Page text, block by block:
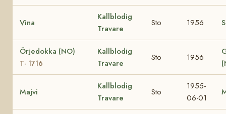
Vina
Kallblodig
Travare
Sto 1956
Örjedokka (NO)
T- 1716
Kallblodig
Travare
Sto 1956
Majvi
Kallblodig
Travare
Sto
1955-
06-01